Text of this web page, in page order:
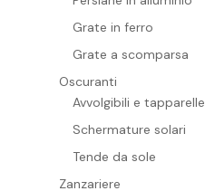
Grate in ferro
Grate a scomparsa
Oscuranti
Avvolgibili e tapparelle
Schermature solari
Tende da sole
Zanzariere